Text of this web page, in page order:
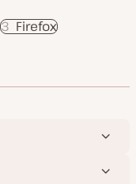
Firefox
3